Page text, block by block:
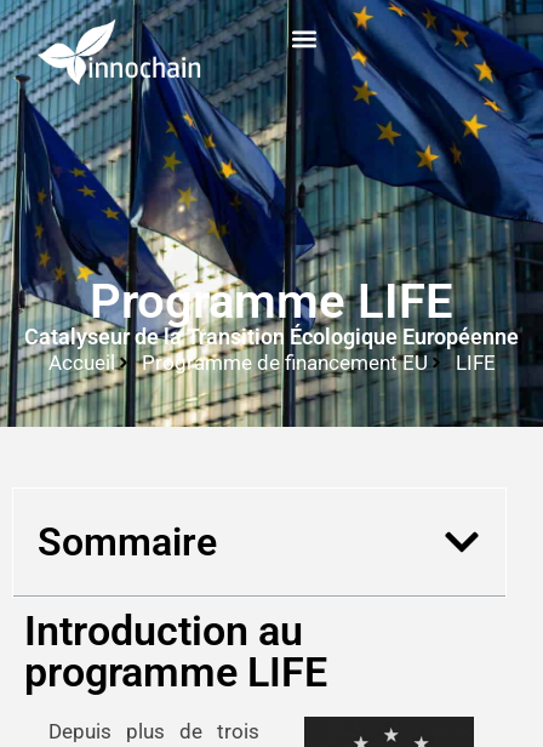
Programme LIFE
Catalyseur de la Transition Écologique Européenne
Accueil Programme de financement EU LIFE
Sommaire
Introduction au
programme LIFE
Depuis plus de trois